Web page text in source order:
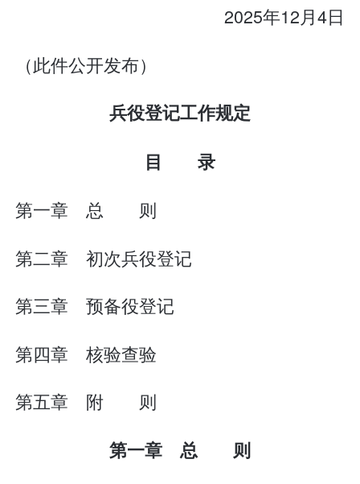
2025年12月4日
（此件公开发布）
兵役登记工作规定
目 录
第一章 总 则
第二章 初次兵役登记
第三章 预备役登记
第四章 核验查验
第五章 附 则
第一章 总 则